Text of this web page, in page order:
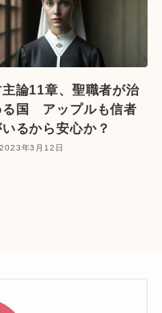
論11章、聖職者が治
る国 アップルも信者
るから安心か？
2023年3月12日